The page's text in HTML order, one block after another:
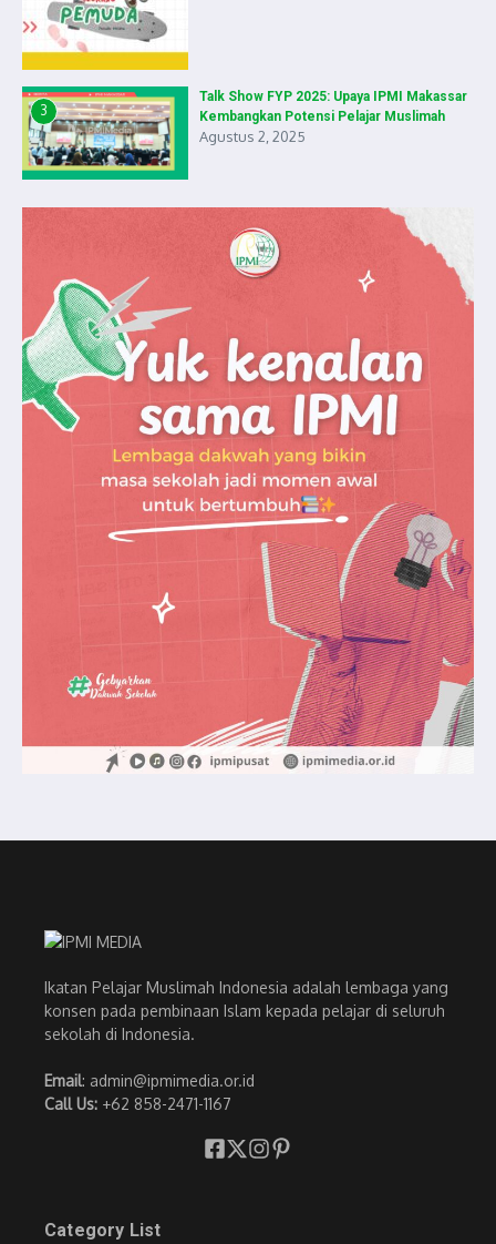
3
Talk Show FYP 2025: Upaya IPMI Makassar
Kembangkan Potensi Pelajar Muslimah
Agustus 2, 2025
Ikatan Pelajar Muslimah Indonesia adalah lembaga yang
konsen pada pembinaan Islam kepada pelajar di seluruh
sekolah di Indonesia.
Email: admin@ipmimedia.or.id
Call Us: +62 858-2471-1167
Category List